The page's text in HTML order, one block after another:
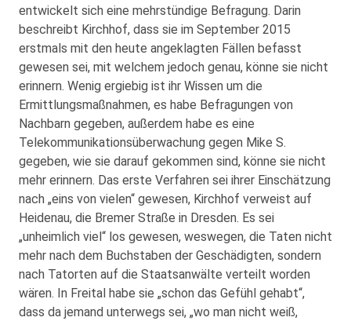
entwickelt sich eine mehrstündige Befragung. Darin
beschreibt Kirchhof, dass sie im September 2015
erstmals mit den heute angeklagten Fällen befasst
gewesen sei, mit welchem jedoch genau, könne sie nicht
erinnern. Wenig ergiebig ist ihr Wissen um die
Ermittlungsmaßnahmen, es habe Befragungen von
Nachbarn gegeben, außerdem habe es eine
Telekommunikationsüberwachung gegen Mike S.
gegeben, wie sie darauf gekommen sind, könne sie nicht
mehr erinnern. Das erste Verfahren sei ihrer Einschätzung
nach „eins von vielen“ gewesen, Kirchhof verweist auf
Heidenau, die Bremer Straße in Dresden. Es sei
„unheimlich viel“ los gewesen, weswegen, die Taten nicht
mehr nach dem Buchstaben der Geschädigten, sondern
nach Tatorten auf die Staatsanwälte verteilt worden
wären. In Freital habe sie „schon das Gefühl gehabt“,
dass da jemand unterwegs sei, „wo man nicht weiß,